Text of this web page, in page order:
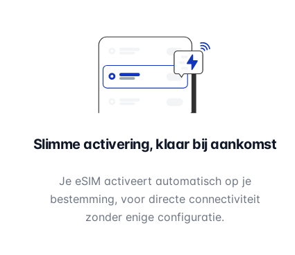
Slimme activering, klaar bij aankomst
Je eSIM activeert automatisch op je
bestemming, voor directe connectiviteit
zonder enige configuratie.